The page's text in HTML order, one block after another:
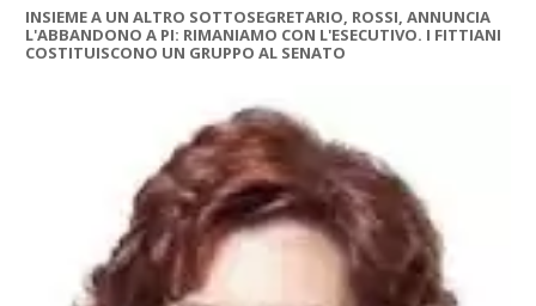
INSIEME A UN ALTRO SOTTOSEGRETARIO, ROSSI, ANNUNCIA
L'ABBANDONO A PI: RIMANIAMO CON L'ESECUTIVO. I FITTIANI
COSTITUISCONO UN GRUPPO AL SENATO